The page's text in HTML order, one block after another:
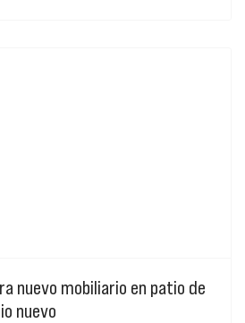
nuevo mobiliario en patio de
nuevo